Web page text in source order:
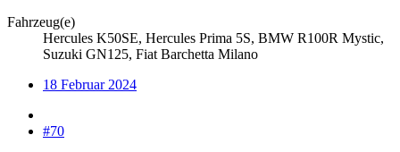
Fahrzeug(e)
Hercules K50SE, Hercules Prima 5S, BMW R100R Mystic,
Suzuki GN125, Fiat Barchetta Milano
18 Februar 2024
#70